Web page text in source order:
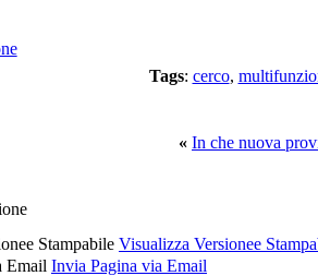
Tags: cerco,
« In che nuova
Visualizza Versionee
Invia Pagina via Email